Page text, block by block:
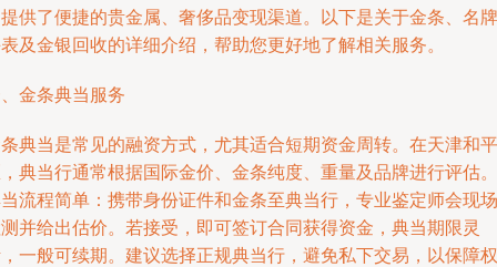
供了便捷的贵金属、奢侈品变现渠道。以下是关于金条、名牌
及金银回收的详细介绍，帮助您更好地了解相关服务。
金条典当服务
典当是常见的融资方式，尤其适合短期资金周转。在天津和平
典当行通常根据国际金价、金条纯度、重量及品牌进行评估。
流程简单：携带身份证件和金条至典当行，专业鉴定师会现场
并给出估价。若接受，即可签订合同获得资金，典当期限灵
一般可续期。建议选择正规典当行，避免私下交易，以保障权